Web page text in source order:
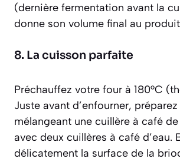
(dernière fermentation avant la
donne son volume final au
8. La cuisson parfaite
Préchauffez votre four à 180°C
Juste avant d’enfourner,
mélangeant une cuillère à café
avec deux cuillères à café d’eau.
délicatement la surface de la